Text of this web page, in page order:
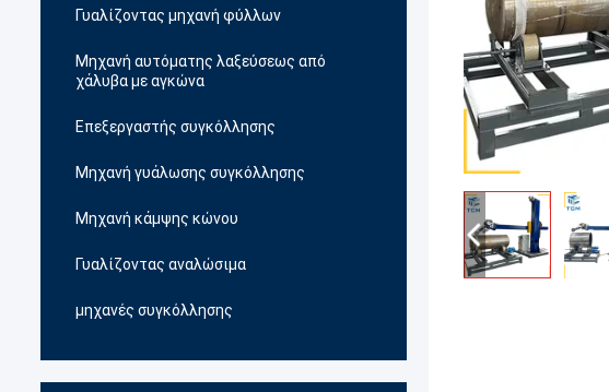
Γυαλίζοντας μηχανή φύλλων
Μηχανή αυτόματης λαξεύσεως από
χάλυβα με αγκώνα
Επεξεργαστής συγκόλλησης
Μηχανή γυάλωσης συγκόλλησης
Μηχανή κάμψης κώνου
Γυαλίζοντας αναλώσιμα
μηχανές συγκόλλησης